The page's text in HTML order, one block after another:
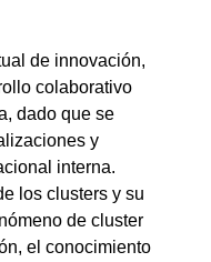
de innovación,
colaborativo
dado que se
y
interna.
los clusters y su
de cluster
el conocimiento